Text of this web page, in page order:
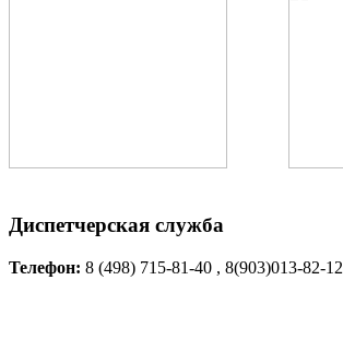
Диспетчерская служба
Телефон: 8 (498) 715-81-40 , 8(903)013-82-12